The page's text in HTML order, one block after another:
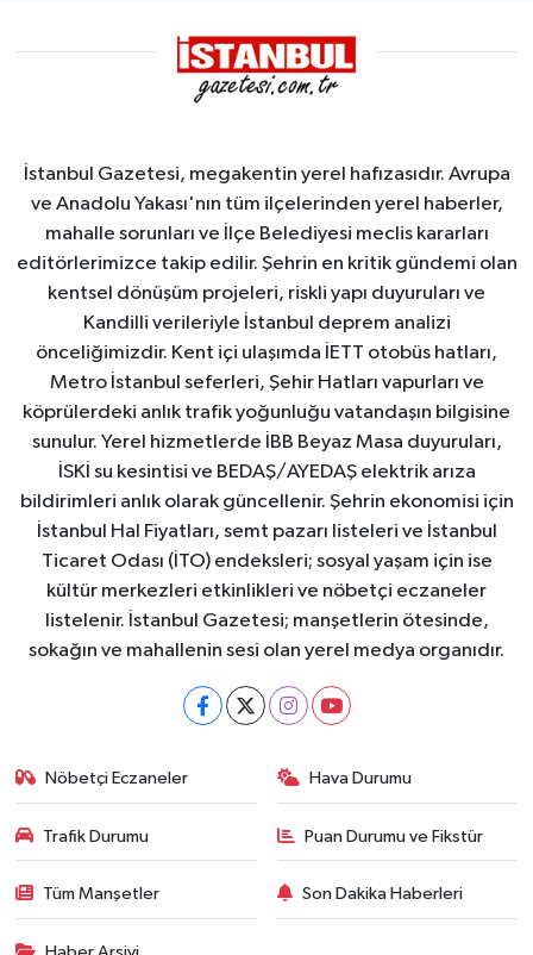
İstanbul Gazetesi, megakentin yerel hafızasıdır. Avrupa
ve Anadolu Yakası'nın tüm ilçelerinden yerel haberler,
mahalle sorunları ve İlçe Belediyesi meclis kararları
editörlerimizce takip edilir. Şehrin en kritik gündemi olan
kentsel dönüşüm projeleri, riskli yapı duyuruları ve
Kandilli verileriyle İstanbul deprem analizi
önceliğimizdir. Kent içi ulaşımda İETT otobüs hatları,
Metro İstanbul seferleri, Şehir Hatları vapurları ve
köprülerdeki anlık trafik yoğunluğu vatandaşın bilgisine
sunulur. Yerel hizmetlerde İBB Beyaz Masa duyuruları,
İSKİ su kesintisi ve BEDAŞ/AYEDAŞ elektrik arıza
bildirimleri anlık olarak güncellenir. Şehrin ekonomisi için
İstanbul Hal Fiyatları, semt pazarı listeleri ve İstanbul
Ticaret Odası (İTO) endeksleri; sosyal yaşam için ise
kültür merkezleri etkinlikleri ve nöbetçi eczaneler
listelenir. İstanbul Gazetesi; manşetlerin ötesinde,
sokağın ve mahallenin sesi olan yerel medya organıdır.
Nöbetçi Eczaneler Hava Durumu
Trafik Durumu Puan Durumu ve Fikstür
Tüm Manşetler Son Dakika Haberleri